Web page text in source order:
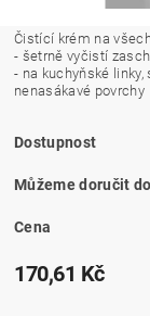
Čistící krém na
- šetrně vyčistí
- na kuchyňské linky,
nenasákavé povrchy
Dostupnost
Můžeme doručit do
Cena
170,61 Kč